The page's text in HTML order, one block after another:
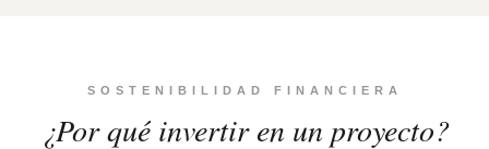
SOSTENIBILIDAD FINANCIERA
¿Por qué invertir en un proyecto?